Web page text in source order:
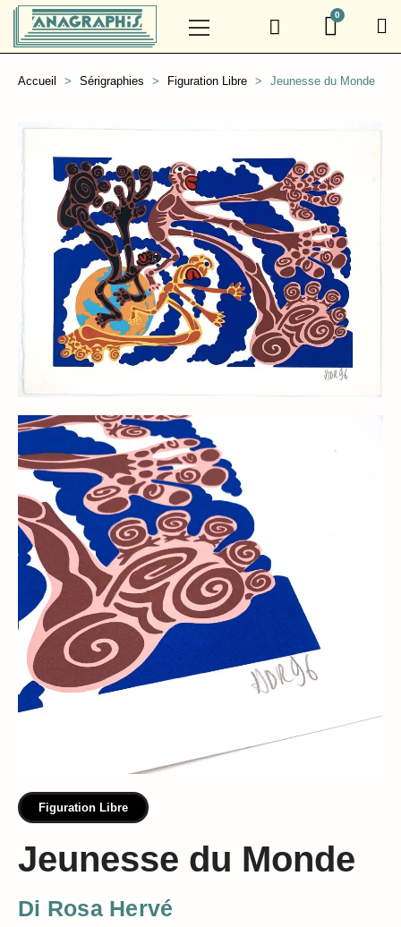
Accueil Sérigraphies Figuration Libre Jeunesse du Monde
Figuration Libre
Jeunesse du Monde
Di Rosa Hervé